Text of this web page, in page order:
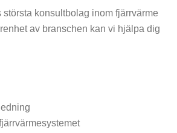
största konsultbolag inom fjärrvärme
av branschen kan vi hjälpa dig